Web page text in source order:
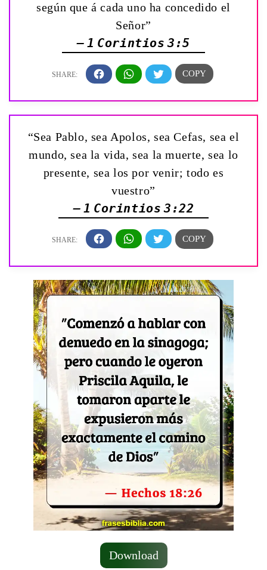
según que á cada uno ha concedido el
Señor”
— 1 Corintios 3:5
“Sea Pablo, sea Apolos, sea Cefas, sea el
mundo, sea la vida, sea la muerte, sea lo
presente, sea los por venir; todo es
vuestro”
— 1 Corintios 3:22
Download